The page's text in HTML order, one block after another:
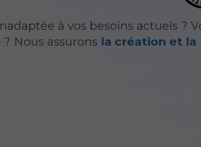
à vos besoins actuels ?
Nous assurons la création et la